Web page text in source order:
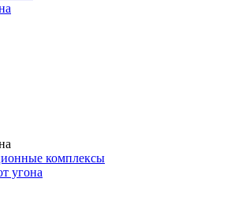
комплексы
угона